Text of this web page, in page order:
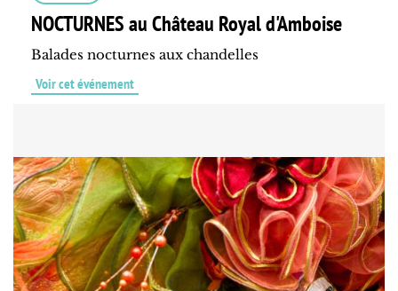
NOCTURNES au Château Royal d'Amboise
Balades nocturnes aux chandelles
Voir cet événement